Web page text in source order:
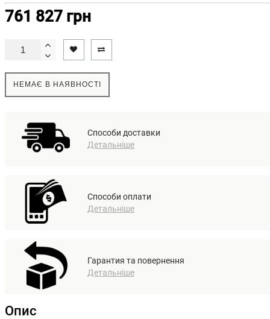
761 827 грн
НЕМАЄ В НАЯВНОСТІ
Способи доставки
Детальніше
Способи оплати
Детальніше
Гарантия та повернення
Детальніше
Опис